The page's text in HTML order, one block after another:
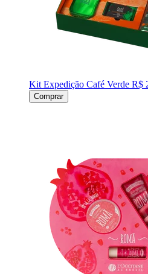
Kit Expedição Café Verde R$
Comprar